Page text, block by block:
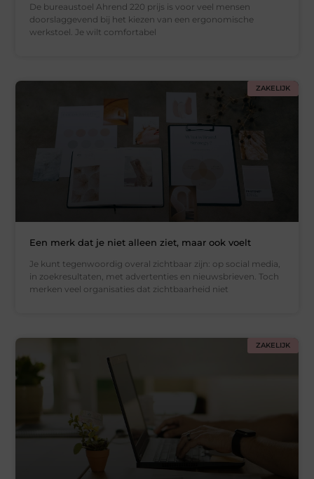
De bureaustoel Ahrend 220 prijs is voor veel mensen
doorslaggevend bij het kiezen van een ergonomische
werkstoel. Je wilt comfortabel
ZAKELIJK
Een merk dat je niet alleen ziet, maar ook voelt
Je kunt tegenwoordig overal zichtbaar zijn: op social media,
in zoekresultaten, met advertenties en nieuwsbrieven. Toch
merken veel organisaties dat zichtbaarheid niet
ZAKELIJK